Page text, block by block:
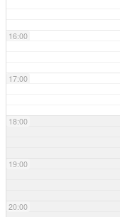
16:00
17:00
18:00
19:00
20:00